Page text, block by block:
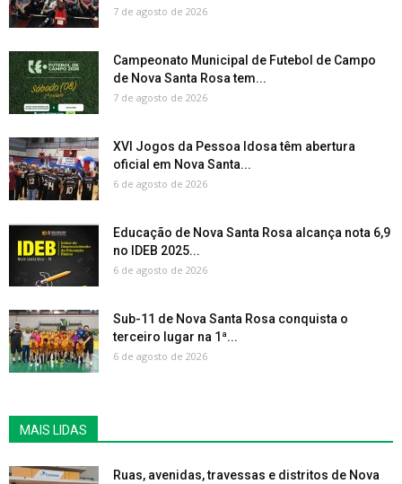
7 de agosto de 2026
Campeonato Municipal de Futebol de Campo
de Nova Santa Rosa tem...
7 de agosto de 2026
XVI Jogos da Pessoa Idosa têm abertura
oficial em Nova Santa...
6 de agosto de 2026
Educação de Nova Santa Rosa alcança nota 6,9
no IDEB 2025...
6 de agosto de 2026
Sub-11 de Nova Santa Rosa conquista o
terceiro lugar na 1ª...
6 de agosto de 2026
MAIS LIDAS
Ruas, avenidas, travessas e distritos de Nova